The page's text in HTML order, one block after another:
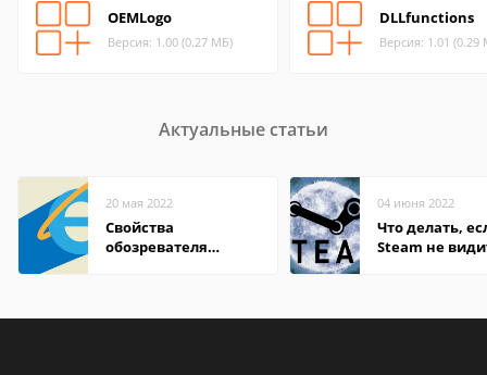
OEMLogo
Версия: 1.00 (0.27 МБ)
DLLfunctions
Версия: 1.01 (0.29
Актуальные статьи
20 мая 2022
Свойства
обозревателя
04 июня 2022
Что делать,
Steam не